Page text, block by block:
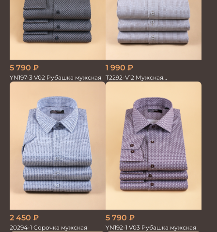
5 790 ₽
YN197-3 V02 Рубашка мужская
1 990 ₽
T2292-V12 Мужская
текстильная рубашка /
2 450 ₽
20294-1 Сорочка мужская
5 790 ₽
YN192-1 V03 Рубашка мужская